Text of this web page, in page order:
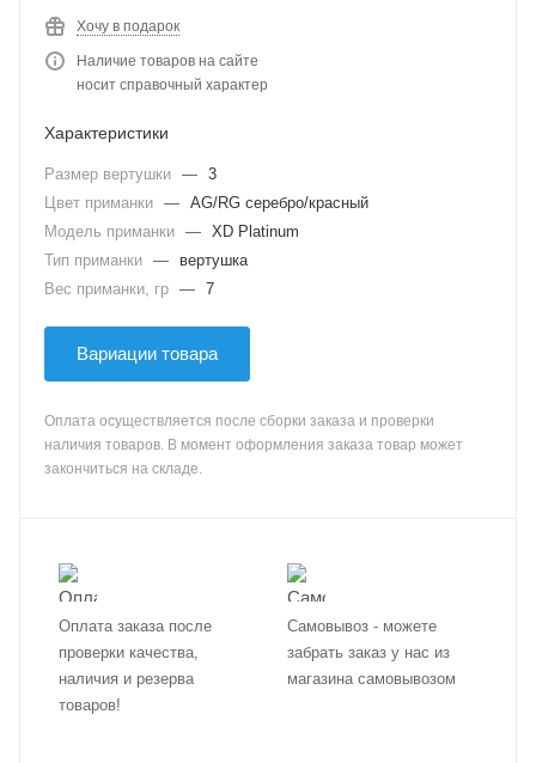
Хочу в подарок
Наличие товаров на сайте
носит справочный характер
Характеристики
Размер вертушки — 3
Цвет приманки — AG/RG серебро/красный
Модель приманки — XD Platinum
Тип приманки —
вертушка
Вес приманки, гр — 7
Вариации товара
Оплата осуществляется после сборки заказа и проверки
наличия товаров. В момент оформления заказа товар может
закончиться на складе.
Оплата заказа после
проверки качества,
наличия и резерва
товаров!
Самовывоз - можете
забрать заказ у нас из
магазина самовывозом